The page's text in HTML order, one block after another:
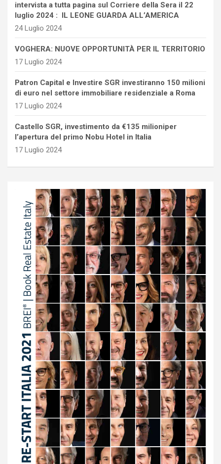
intervista a tutta pagina sul Corriere della Sera il 22
luglio 2024 : IL LEONE GUARDA ALL’AMERICA
24 Luglio 2024
VOGHERA: NUOVE OPPORTUNITÀ PER IL TERRITORIO
17 Luglio 2024
Patron Capital e Investire SGR investiranno 150 milioni
di euro nel settore immobiliare residenziale a Roma
17 Luglio 2024
Castello SGR, investimento da €135 milioniper
l’apertura del primo Nobu Hotel in Italia
17 Luglio 2024